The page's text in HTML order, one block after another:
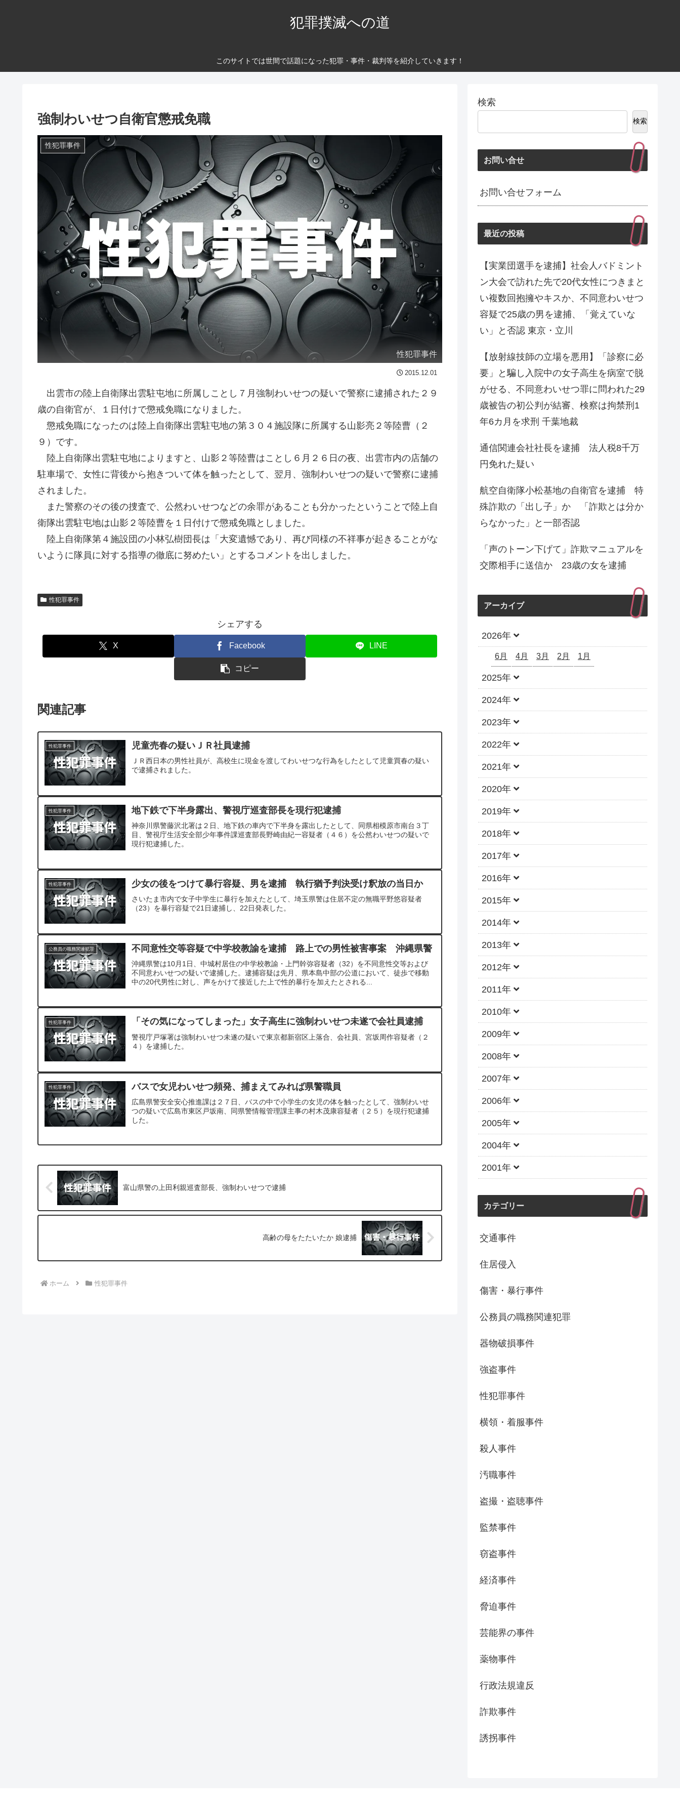
犯罪撲滅への道
このサイトでは世間で話題になった犯罪・事件・裁判等を紹介していきます！
強制わいせつ自衛官懲戒免職
性犯罪事件
性犯罪事件
2015.12.01
出雲市の陸上自衛隊出雲駐屯地に所属しことし７月強制わいせつの疑いで警察に逮捕された２９
歳の自衛官が、１日付けで懲戒免職になりました。
懲戒免職になったのは陸上自衛隊出雲駐屯地の第３０４施設隊に所属する山影亮２等陸曹（２
９）です。
陸上自衛隊出雲駐屯地によりますと、山影２等陸曹はことし６月２６日の夜、出雲市内の店舗の
駐車場で、女性に背後から抱きついて体を触ったとして、翌月、強制わいせつの疑いで警察に逮捕
されました。
また警察のその後の捜査で、公然わいせつなどの余罪があることも分かったということで陸上自
衛隊出雲駐屯地は山影２等陸曹を１日付けで懲戒免職としました。
陸上自衛隊第４施設団の小林弘樹団長は「大変遺憾であり、再び同様の不祥事が起きることがな
いように隊員に対する指導の徹底に努めたい」とするコメントを出しました。
性犯罪事件
シェアする
X Facebook LINE
コピー
関連記事
性犯罪事件 児童売春の疑いＪＲ社員逮捕
ＪＲ西日本の男性社員が、高校生に現金を渡してわいせつな行為をしたとして児童買春の疑い
で逮捕されました。
性犯罪事件 地下鉄で下半身露出、警視庁巡査部長を現行犯逮捕
神奈川県警藤沢北署は２日、地下鉄の車内で下半身を露出したとして、同県相模原市南台３丁
目、警視庁生活安全部少年事件課巡査部長野崎由紀一容疑者（４６）を公然わいせつの疑いで
現行犯逮捕した。
性犯罪事件 少女の後をつけて暴行容疑、男を逮捕 執行猶予判決受け釈放の当日か
さいたま市内で女子中学生に暴行を加えたとして、埼玉県警は住居不定の無職平野悠容疑者
（23）を暴行容疑で21日逮捕し、22日発表した。
公務員の職務関連犯罪 不同意性交等容疑で中学校教諭を逮捕 路上での男性被害事案 沖縄県警
沖縄県警は10月1日、中城村居住の中学校教諭・上門幹弥容疑者（32）を不同意性交等および
不同意わいせつの疑いで逮捕した。逮捕容疑は先月、県本島中部の公道において、徒歩で移動
中の20代男性に対し、声をかけて接近した上で性的暴行を加えたとされる...
性犯罪事件 「その気になってしまった」女子高生に強制わいせつ未遂で会社員逮捕
警視庁戸塚署は強制わいせつ未遂の疑いで東京都新宿区上落合、会社員、宮坂周作容疑者（２
４）を逮捕した。
性犯罪事件 バスで女児わいせつ頻発、捕まえてみれば県警職員
広島県警安全安心推進課は２７日、バスの中で小学生の女児の体を触ったとして、強制わいせ
つの疑いで広島市東区戸坂南、同県警情報管理課主事の村木茂康容疑者（２５）を現行犯逮捕
した。
富山県警の上田利親巡査部長、強制わいせつで逮捕
高齢の母をたたいたか 娘逮捕
ホーム 性犯罪事件
検索
検索
お問い合せ
お問い合せフォーム
最近の投稿
【実業団選手を逮捕】社会人バドミント
ン大会で訪れた先で20代女性につきまと
い複数回抱擁やキスか、不同意わいせつ
容疑で25歳の男を逮捕、「覚えていな
い」と否認 東京・立川
【放射線技師の立場を悪用】「診察に必
要」と騙し入院中の女子高生を病室で脱
がせる、不同意わいせつ罪に問われた29
歳被告の初公判が結審、検察は拘禁刑1
年6カ月を求刑 千葉地裁
通信関連会社社長を逮捕 法人税8千万
円免れた疑い
航空自衛隊小松基地の自衛官を逮捕 特
殊詐欺の「出し子」か 「詐欺とは分か
らなかった」と一部否認
「声のトーン下げて」詐欺マニュアルを
交際相手に送信か 23歳の女を逮捕
アーカイブ
2026年
6月 4月 3月 2月 1月
2025年
2024年
2023年
2022年
2021年
2020年
2019年
2018年
2017年
2016年
2015年
2014年
2013年
2012年
2011年
2010年
2009年
2008年
2007年
2006年
2005年
2004年
2001年
カテゴリー
交通事件
住居侵入
傷害・暴行事件
公務員の職務関連犯罪
器物破損事件
強盗事件
性犯罪事件
横領・着服事件
殺人事件
汚職事件
盗撮・盗聴事件
監禁事件
窃盗事件
経済事件
脅迫事件
芸能界の事件
薬物事件
行政法規違反
詐欺事件
誘拐事件